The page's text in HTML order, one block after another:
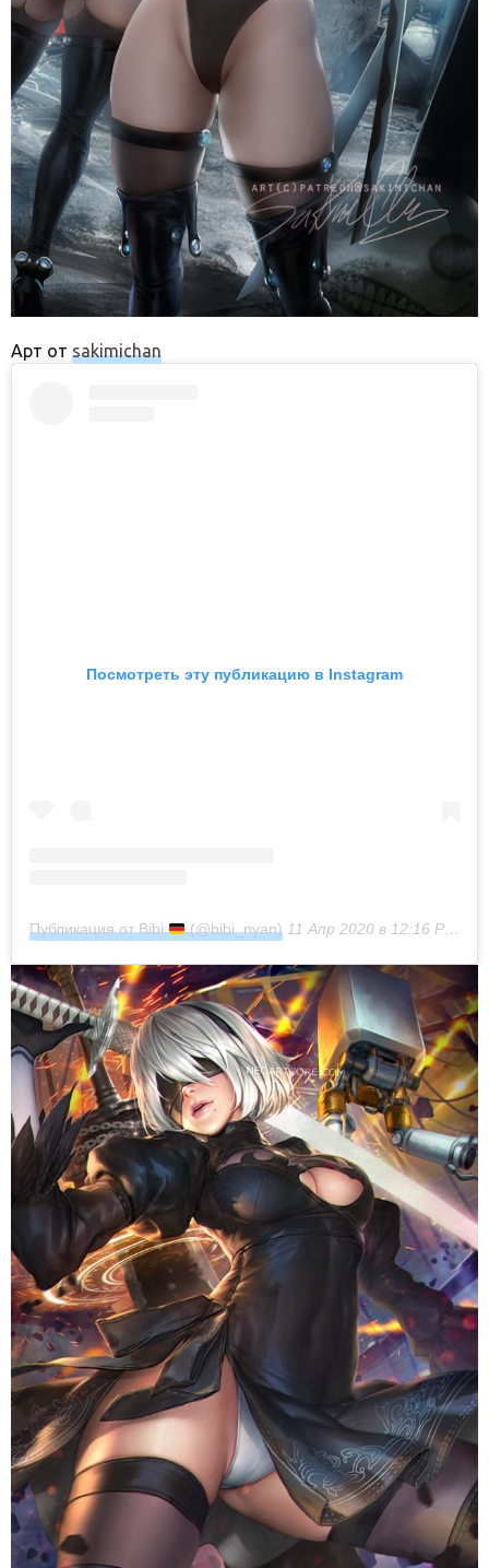
Арт от sakimichan
Посмотреть эту публикацию в Instagram
Публикация от Bibi (@bibi_nyan) 11 Апр 2020 в 12:16 PDT